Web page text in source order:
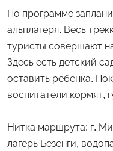
По программе
альплагеря. Весь
туристы совершают
Здесь есть детский
оставить ребенка.
воспитатели кормят,
Нитка маршрута: г.
лагерь Безенги,